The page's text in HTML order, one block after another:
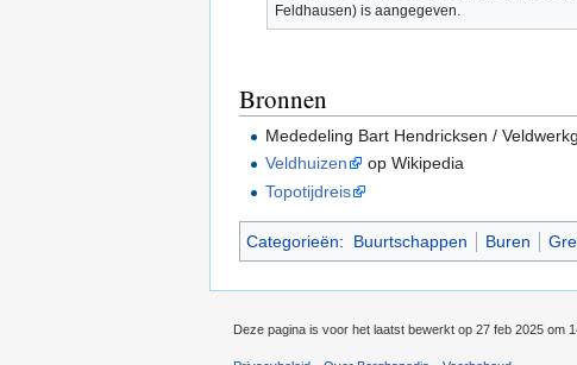
Feldhausen) is aangegeven.
Bronnen
Mededeling Bart Hendricksen /
Veldhuizen
op Wikipedia
Topotijdreis
Categorieën: Buurtschappen Buren
Deze pagina is voor het laatst bewerkt op 27 feb 2025 om